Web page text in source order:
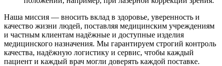
Наша миссия — вносить вклад в здоровье, уверенность и
качество жизни людей, поставляя медицинским учреждениям
и частным клиентам надёжные и доступные изделия
медицинского назначения. Мы гарантируем строгий контроль
качества, надёжную логистику и сервис, чтобы каждый
пациент и каждый врач могли доверять каждой поставке.